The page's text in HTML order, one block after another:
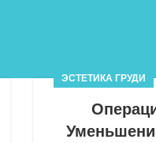
ЭСТЕТИКА ГРУДИ